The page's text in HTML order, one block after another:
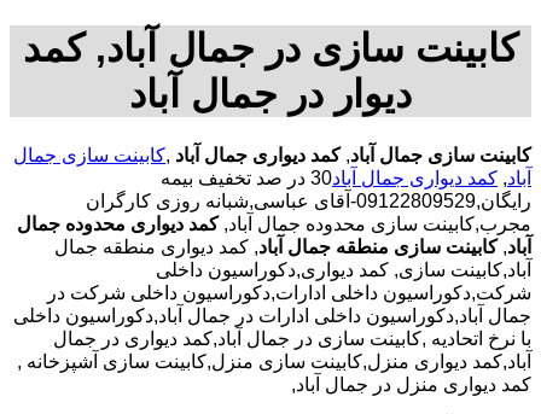
کابینت سازی در جمال آباد, کمد
دیوار در جمال آباد
کابینت سازی جمال آباد,کمد دیواری جمال آباد ,کابینت سازی جمال
آباد, کمد دیواری جمال آباد
30 در صد تخفیف بیمه
رایگان,09122809529-آقای عباسی,شبانه روزی کارگران
مجرب,کابینت سازی محدوده جمال آباد,کمد دیواری محدوده جمال
آباد, کابینت سازی منطقه جمال آباد, کمد دیواری منطقه جمال
آباد,کابینت سازی, کمد دیواری,دکوراسیون داخلی
شرکت,دکوراسیون داخلی ادارات,دکوراسیون داخلی شرکت در
جمال آباد,دکوراسیون داخلی ادارات در جمال آباد,دکوراسیون داخلی
با نرخ اتحادیه ,کابینت سازی در جمال آباد,کمد دیواری در جمال
آباد,کمد دیواری منزل,کابینت سازی منزل,کابینت سازی آشپزخانه ,
کمد دیواری منزل در جمال آباد,